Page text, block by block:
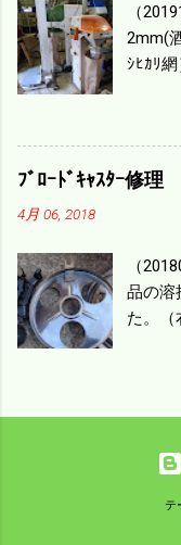
機の
題で
った時
のが
みたい
業する
（
2mm(
ｼﾋｶﾘ
ず米
には手
を随分
㎏を40
める
いう。
な年は
と8
つ。
か興味
ﾌﾞﾛｰﾄﾞｷｬｽﾀｰ修理
4月 06, 2018
（
品の溶
た。（
下を
は全く
くれ
く高テ